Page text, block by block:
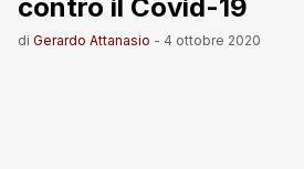
contro il Covid-19
di Gerardo Attanasio - 4 ottobre 2020